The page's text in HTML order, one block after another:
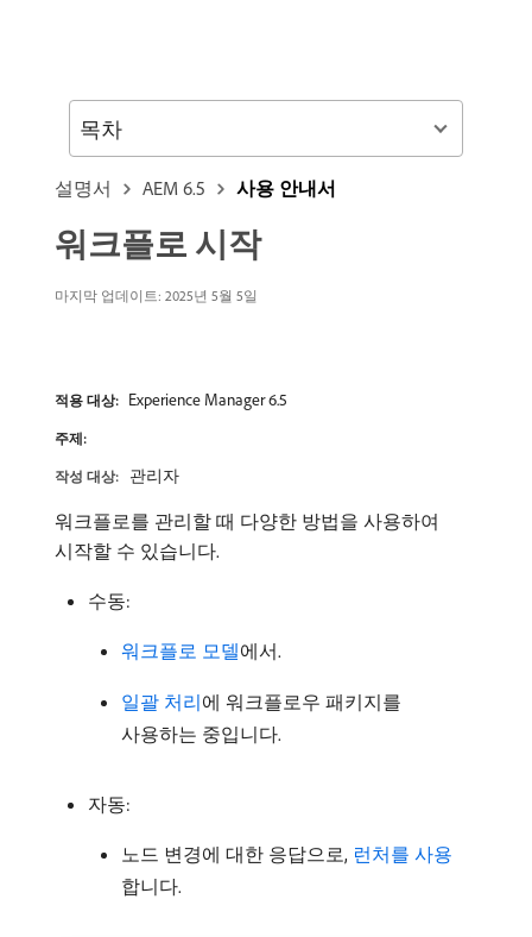
설명서 AEM 6.5 사용 안내서
워크플로 시작
마지막 업데이트: 2025년 5월 5일
적용 대상: Experience Manager 6.5
주제:
작성 대상: 관리자
워크플로를 관리할 때 다양한 방법을 사용하여
시작할 수 있습니다.
수동:
워크플로 모델에서.
일괄 처리에 워크플로우 패키지를
사용하는 중입니다.
자동:
노드 변경에 대한 응답으로, 런처를 사용
합니다.
목차